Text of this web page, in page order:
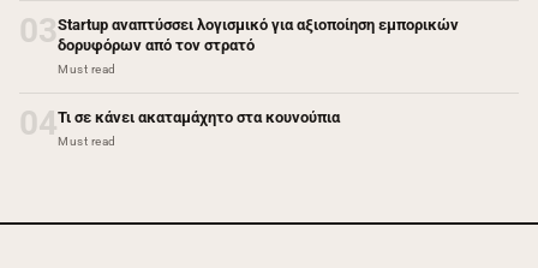
03Startup αναπτύσσει λογισμικό για αξιοποίηση εμπορικών
δορυφόρων από τον στρατό
Must read
04Τι σε κάνει ακαταμάχητο στα κουνούπια
Must read